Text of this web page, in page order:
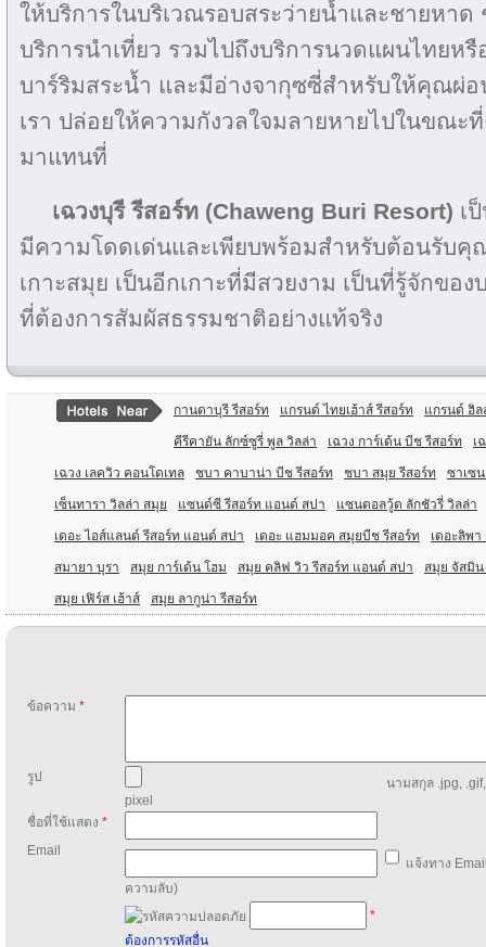
ให้บริการในบริเวณรอบสระว่ายน้ำและชายหาด
บริการนำเที่ยว รวมไปถึงบริการนวดแผนไทยห
บาร์ริมสระน้ำ และมีอ่างจากุซซี่สำหรับให้คุณผ่
เรา ปล่อยให้ความกังวลใจมลายหายไปในขณะ
มาแทนที่
เฉวงบุรี รีสอร์ท (Chaweng Buri Resort) เ
มีความโดดเด่นและเพียบพร้อมสำหรับต้อนรับ
เกาะสมุย เป็นอีกเกาะที่มีสวยงาม เป็นที่รู้จักขอ
ที่ต้องการสัมผัสธรรมชาติอย่างแท้จริง
กานดาบุรี รีสอร์ท แกรนด์ ไทยเฮ้าส์ รีสอร์ท แกรนด์ ฮิล
คีรีคายัน ลักซ์ซูรี่ พูล วิลล่า เฉวง การ์เด้น บีช รีสอร์ท เ
เฉวง เลควิว คอนโดเทล ชบา คาบาน่า บีช รีสอร์ท ชบา สมุย รีสอร์ท ซาเซ
เซ็นทารา วิลล่า สมุย แซนด์ซี รีสอร์ท แอนด์ สปา แซนดอลวู้ด ลักชัวรี่ วิลล่า
เดอะ ไอส์แลนด์ รีสอร์ท แอนด์ สปา เดอะ แฮมมอค สมุยบีช รีสอร์ท เดอะลิพา
สมายา บุรา สมุย การ์เด้น โฮม สมุย คลิฟ วิว รีสอร์ท แอนด์ สปา สมุย จัสมิน
สมุย เฟิร์ส เฮ้าส์ สมุย ลากูน่า รีสอร์ท
ข้อความ *
รูป
นามสกุล .jpg,
pixel
ชื่อที่ใช้แสดง *
Email
แจ้งทาง
ความลับ)
*
ต้องการรหัสอื่น